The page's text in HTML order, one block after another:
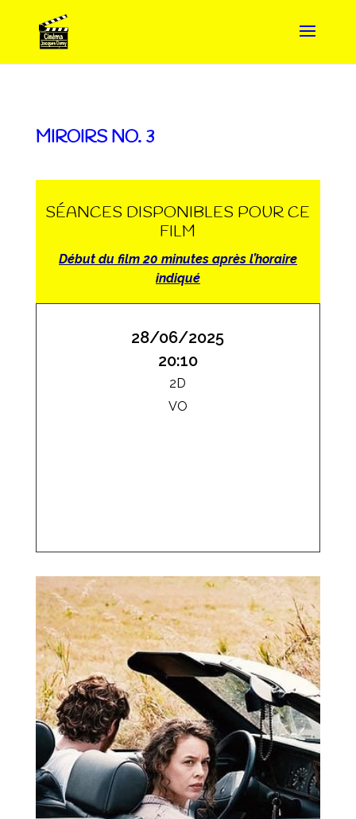
MIROIRS NO. 3
SÉANCES DISPONIBLES POUR CE
FILM
Début du film 20 minutes après l’horaire
indiqué
28/06/2025
20:10
2D
VO